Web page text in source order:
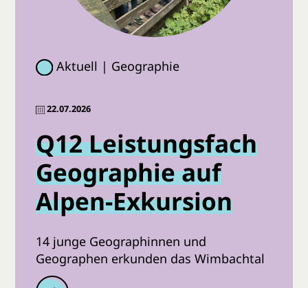
Aktuell | Geographie
22.07.2026
Q12 Leistungsfach
Geographie auf
Alpen-Exkursion
14 junge Geographinnen und
Geographen erkunden das Wimbachtal